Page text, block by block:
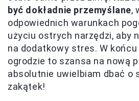
być dokładnie przemyślane,
odpowiednich warunkach
użyciu ostrych narzędzi, aby
na dodatkowy stres. W
ogrodzie to szansa na nową
absolutnie uwielbiam dbać o
zakątek!